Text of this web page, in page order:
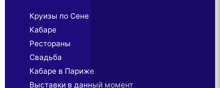
Круизы по Сене
Кабаре
Рестораны
Свадьба
Кабаре в Париже
Выставки в данный момент